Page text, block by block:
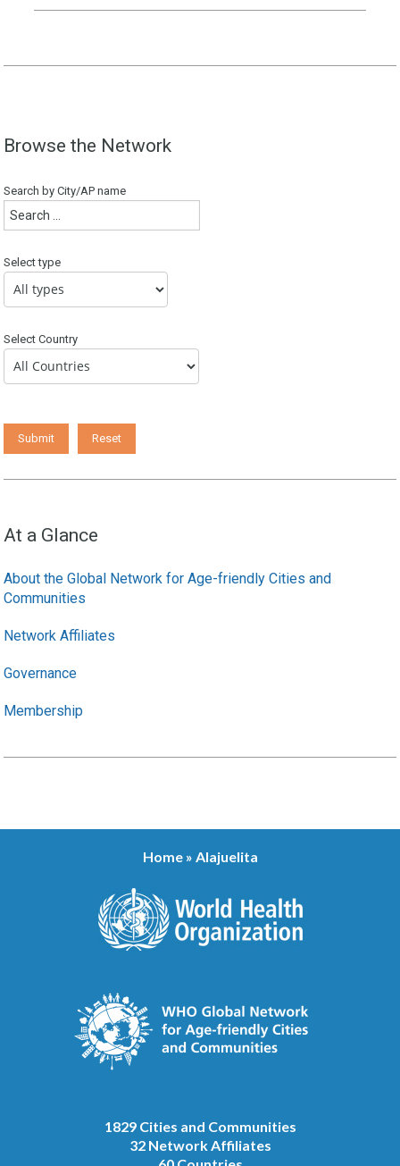
Browse the Network
Search by City/AP name
Select type
Select Country
At a Glance
About the Global Network for Age-friendly Cities and
Communities
Network Affiliates
Governance
Membership
Home» Alajuelita
1829 Cities and Communities
32 Network Affiliates